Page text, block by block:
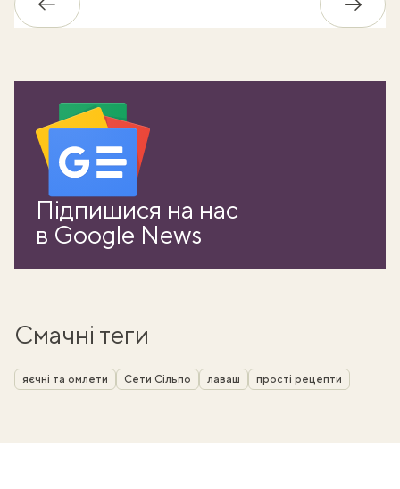
Назад
Підпишися на нас
в Google News
Смачні теги
яєчні та омлети Сети Сільпо лаваш прості рецепти